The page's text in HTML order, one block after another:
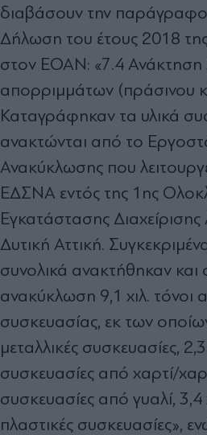
διαβάσουν την
∆ήλωση του έτους 2018
στον ΕΟΑΝ: «7.4 Ανάκτηση
απορριµµάτων (πράσινου
Καταγράφηκαν τα υλικά
ανακτώνται από το
Ανακύκλωσης που
Ε∆ΣΝΑ εντός της 1ης
Εγκατάστασης
∆υτική Αττική.
συνολικά ανακτήθηκαν
ανακύκλωση 9,1 χιλ. τόνοι
συσκευασίας, εκ των
µεταλλικές συσκευασίες, 2,3
συσκευασίες από χαρτί/
συσκευασίες από γυαλί, 3,4
πλαστικές συσκευασίες»,